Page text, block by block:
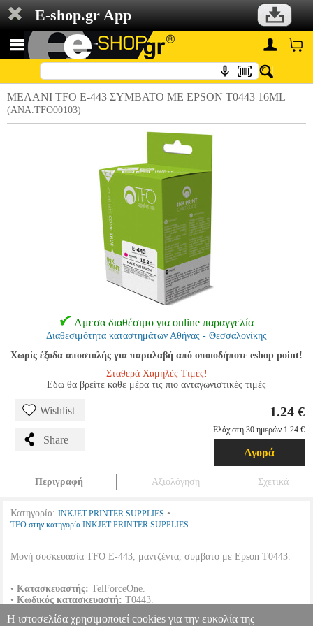
E-shop.gr App
ΜΕΛΑΝΙ TFO E-443 ΣΥΜΒΑΤΟ ΜΕ EPSON T0443 16ML
(ANA.TFO00103)
Αμεσα διαθέσιμο για online παραγγελία
Διαθεσιμότητα καταστημάτων Αθήνας - Θεσσαλονίκης
Χωρίς έξοδα αποστολής για παραλαβή από οποιοδήποτε eshop point!
Σταθερά Χαμηλές Τιμές!
Εδώ θα βρείτε κάθε μέρα τις πιο ανταγωνιστικές τιμές
Wishlist
Share
1.24 €
Ελάχιστη 30 ημερών 1.24 €
Αγορά
Περιγραφή Αξιολόγηση Σχετικά
Κατηγορία: INKJET PRINTER SUPPLIES •
TFO στην κατηγορία INKJET PRINTER SUPPLIES
Μονή συσκευασία TFO E-443, μαντζέντα, συμβατό με Epson T0443.
• Κατασκευαστής: TelForceOne.
• Κωδικός κατασκευαστή: T0443.
• Χωρητικότητα:16 ml.
Η ιστοσελίδα χρησιμοποιεί cookies για την ευκολία της